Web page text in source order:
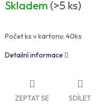
Skladem (>5 ks)
Počet ks v kartonu: 40ks
Detailní informace
ZEPTAT SE SDÍLET